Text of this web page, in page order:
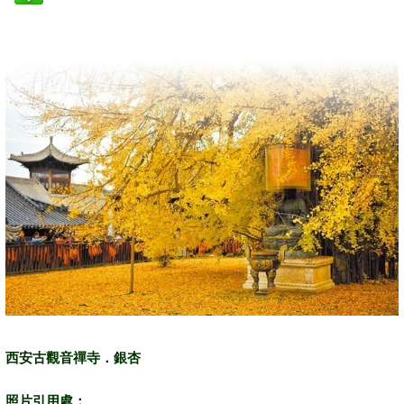
西安古觀音禪寺．銀杏
照片引用處：